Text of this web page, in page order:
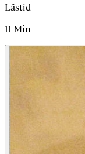
Lästid
11 Min